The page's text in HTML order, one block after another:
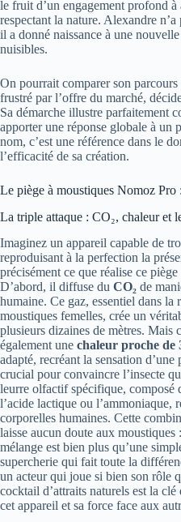
le fruit d’un engagement profond
respectant la nature. Alexandre
il a donné naissance à une
nuisibles.
On pourrait comparer son
frustré par l’offre du marché,
Sa démarche illustre parfaitement
apporter une réponse globale à un
nom, c’est une référence dans le
l’efficacité de sa création.
Le piège à moustiques Nomoz
La triple attaque : CO₂, chaleur et
Imaginez un appareil capable de
reproduisant à la perfection la
précisément ce que réalise ce
D’abord, il diffuse du CO₂ de
humaine. Ce gaz, essentiel dans
moustiques femelles, crée un
plusieurs dizaines de mètres. Mais
également une chaleur proche de
adapté, recréant la sensation
crucial pour convaincre l’insecte
leurre olfactif spécifique, composé
l’acide lactique ou l’ammoniaque,
corporelles humaines. Cette
laisse aucun doute aux
mélange est bien plus qu’une
supercherie qui fait toute la
un acteur qui joue si bien son rôle
cocktail d’attraits naturels est la
cet appareil et sa force face aux